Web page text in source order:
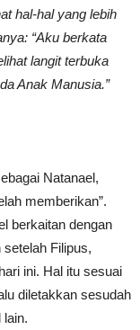
hal-hal yang lebih
“Aku berkata
langit terbuka
Anak Manusia.”
Natanael,
memberikan”.
berkaitan dengan
Filipus,
ini. Hal itu sesuai
diletakkan sesudah
lain.